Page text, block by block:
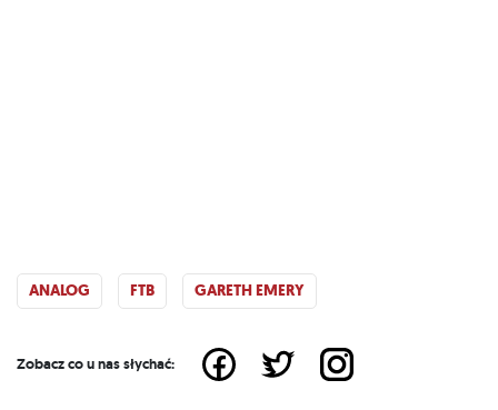
ANALOG FTB GARETH EMERY
Zobacz co u nas słychać: